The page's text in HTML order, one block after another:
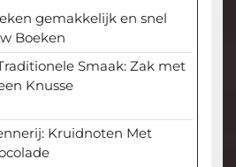
gemakkelijk en snel
Boeken
Smaak: Zak met
Knusse
Kruidnoten Met